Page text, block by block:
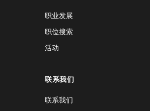
职业发展
职位搜索
活动
联系我们
联系我们